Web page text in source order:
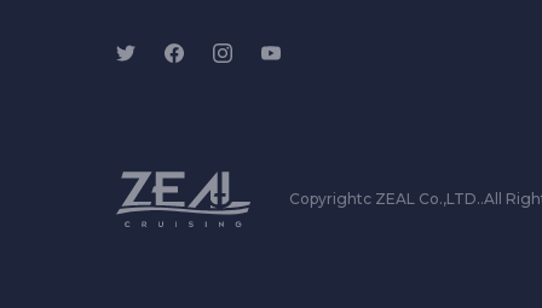
Copyrightc ZEAL Co.,LTD..All